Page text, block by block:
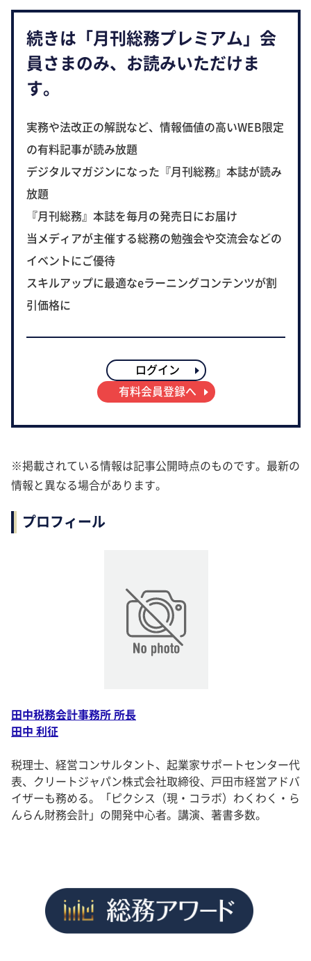
続きは「月刊総務プレミアム」会
員さまのみ、お読みいただけま
す。
実務や法改正の解説など、情報価値の高いWEB限定
の有料記事が読み放題
デジタルマガジンになった『月刊総務』本誌が読み
放題
『月刊総務』本誌を毎月の発売日にお届け
当メディアが主催する総務の勉強会や交流会などの
イベントにご優待
スキルアップに最適なeラーニングコンテンツが割
引価格に
ログイン
有料会員登録へ
※掲載されている情報は記事公開時点のものです。最新の
情報と異なる場合があります。
プロフィール
田中税務会計事務所 所長
田中 利征
税理士、経営コンサルタント、起業家サポートセンター代
表、クリートジャパン株式会社取締役、戸田市経営アドバ
イザーも務める。「ピクシス（現・コラボ）わくわく・ら
んらん財務会計」の開発中心者。講演、著書多数。